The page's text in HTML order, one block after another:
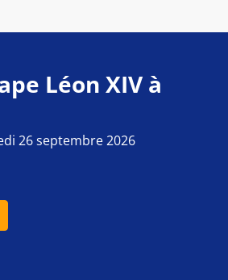
Léon XIV à
26 septembre 2026